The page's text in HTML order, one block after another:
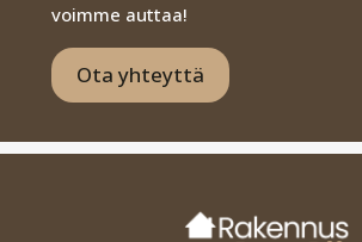
voimme auttaa!
Ota yhteyttä